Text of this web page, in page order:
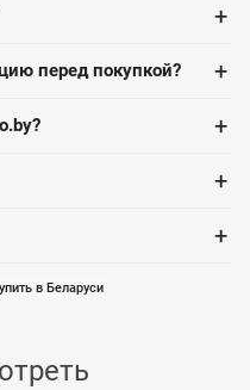
+
перед покупкой? +
+
+
+
в Беларуси